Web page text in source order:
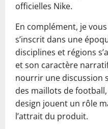
officielles Nike.
En complément, je
s’inscrit dans une
disciplines et régions
et son caractère
nourrir une discussion
des maillots de
design jouent un rôle
l’attrait du produit.